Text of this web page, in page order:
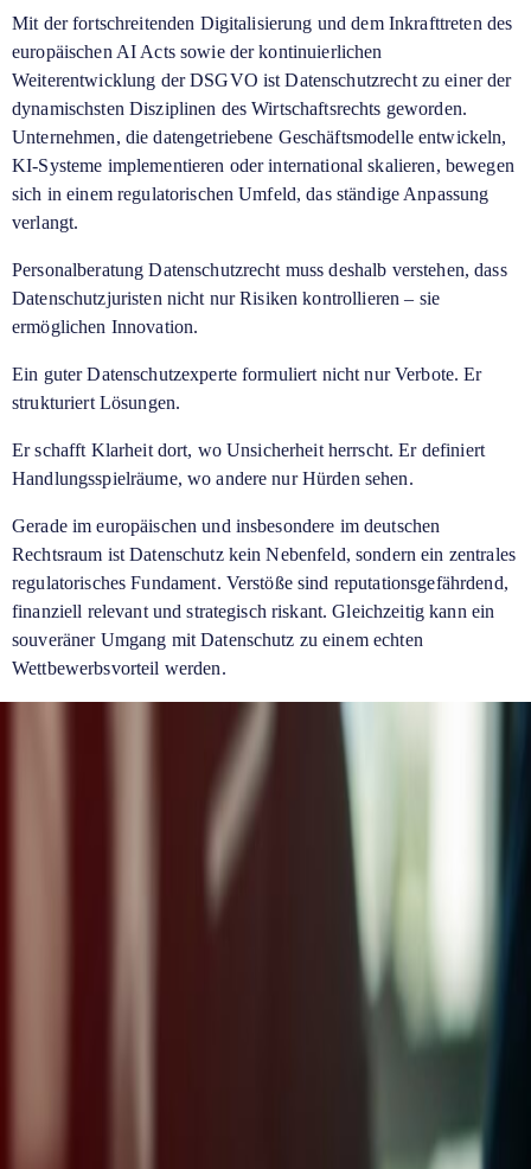
Mit der fortschreitenden Digitalisierung und dem Inkrafttreten des
europäischen AI Acts sowie der kontinuierlichen
Weiterentwicklung der DSGVO ist Datenschutzrecht zu einer der
dynamischsten Disziplinen des Wirtschaftsrechts geworden.
Unternehmen, die datengetriebene Geschäftsmodelle entwickeln,
KI-Systeme implementieren oder international skalieren, bewegen
sich in einem regulatorischen Umfeld, das ständige Anpassung
verlangt.
Personalberatung Datenschutzrecht muss deshalb verstehen, dass
Datenschutzjuristen nicht nur Risiken kontrollieren – sie
ermöglichen Innovation.
Ein guter Datenschutzexperte formuliert nicht nur Verbote. Er
strukturiert Lösungen.
Er schafft Klarheit dort, wo Unsicherheit herrscht. Er definiert
Handlungsspielräume, wo andere nur Hürden sehen.
Gerade im europäischen und insbesondere im deutschen
Rechtsraum ist Datenschutz kein Nebenfeld, sondern ein zentrales
regulatorisches Fundament. Verstöße sind reputationsgefährdend,
finanziell relevant und strategisch riskant. Gleichzeitig kann ein
souveräner Umgang mit Datenschutz zu einem echten
Wettbewerbsvorteil werden.